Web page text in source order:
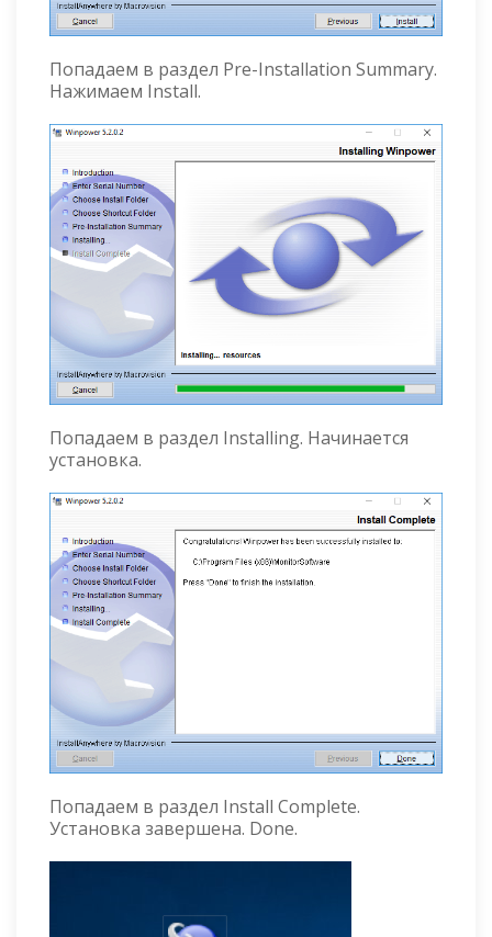
Попадаем в раздел Pre-Installation Summary.
Нажимаем Install.
Попадаем в раздел Installing. Начинается
установка.
Попадаем в раздел Install Complete.
Установка завершена. Done.